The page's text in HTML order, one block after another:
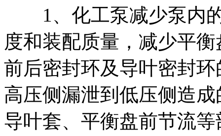
1、化工泵减少泵内的
度和装配质量，减少平
前后密封环及导叶密封
高压侧漏泄到低压侧造
导叶套、平衡盘前节流